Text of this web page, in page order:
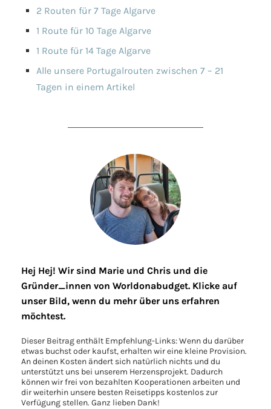
2 Routen für 7 Tage Algarve
1 Route für 10 Tage Algarve
1 Route für 14 Tage Algarve
Alle unsere Portugalrouten zwischen 7 – 21
Tagen in einem Artikel
Hej Hej! Wir sind Marie und Chris und die
Gründer_innen von Worldonabudget. Klicke auf
unser Bild, wenn du mehr über uns erfahren
möchtest.
Dieser Beitrag enthält Empfehlung-Links: Wenn du darüber
etwas buchst oder kaufst, erhalten wir eine kleine Provision.
An deinen Kosten ändert sich natürlich nichts und du
unterstützt uns bei unserem Herzensprojekt. Dadurch
können wir frei von bezahlten Kooperationen arbeiten und
dir weiterhin unsere besten Reisetipps kostenlos zur
Verfügung stellen. Ganz lieben Dank!